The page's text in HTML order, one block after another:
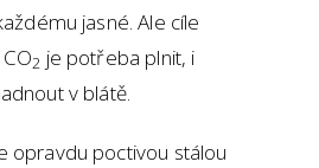
jasné. Ale cíle
2 je potřeba plnit, i
v blátě.
opravdu poctivou stálou